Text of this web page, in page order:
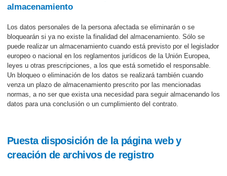
almacenamiento
Los datos personales de la persona afectada se eliminarán o se
bloquearán si ya no existe la finalidad del almacenamiento. Sólo se
puede realizar un almacenamiento cuando está previsto por el legislador
europeo o nacional en los reglamentos jurídicos de la Unión Europea,
leyes u otras prescripciones, a los que está sometido el responsable.
Un bloqueo o eliminación de los datos se realizará también cuando
venza un plazo de almacenamiento prescrito por las mencionadas
normas, a no ser que exista una necesidad para seguir almacenando los
datos para una conclusión o un cumplimiento del contrato.
Puesta disposición de la página web y
creación de archivos de registro